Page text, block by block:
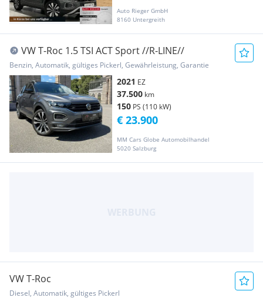
Auto Rieger GmbH
8160 Untergreith
VW T-Roc 1.5 TSI ACT Sport //R-LINE//
Benzin, Automatik, gültiges Pickerl, Gewährleistung, Garantie
2021 EZ
37.500 km
150 PS (110 kW)
MM Cars Globe Automobilhandel
5020 Salzburg
€ 23.900
VW T-Roc
Diesel, Automatik, gültiges Pickerl